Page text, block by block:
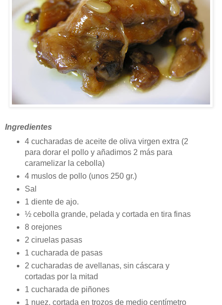
Ingredientes
4 cucharadas de aceite de oliva virgen extra (2
para dorar el pollo y añadimos 2 más para
caramelizar la cebolla)
4 muslos de pollo (unos 250 gr.)
Sal
1 diente de ajo.
½ cebolla grande, pelada y cortada en tira finas
8 orejones
2 ciruelas pasas
1 cucharada de pasas
2 cucharadas de avellanas, sin cáscara y
cortadas por la mitad
1 cucharada de piñones
1 nuez, cortada en trozos de medio centímetro